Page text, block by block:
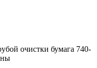
очистки бумага 740-